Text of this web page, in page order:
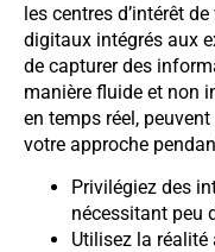
les centres d’intérêt
digitaux intégrés aux
de capturer des
manière fluide et non
en temps réel,
votre approche
Privilégiez des
nécessitant peu
Utilisez la réalité